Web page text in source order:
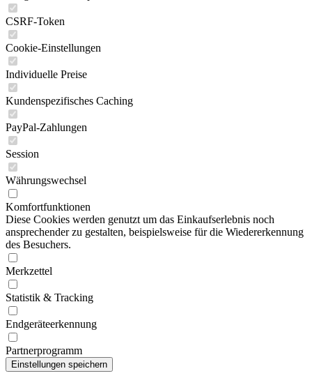
CSRF-Token
Cookie-Einstellungen
Individuelle Preise
Kundenspezifisches Caching
PayPal-Zahlungen
Session
Währungswechsel
Komfortfunktionen
Diese Cookies werden genutzt um das Einkaufserlebnis noch
ansprechender zu gestalten, beispielsweise für die Wiedererkennung
des Besuchers.
Merkzettel
Statistik & Tracking
Endgeräteerkennung
Partnerprogramm